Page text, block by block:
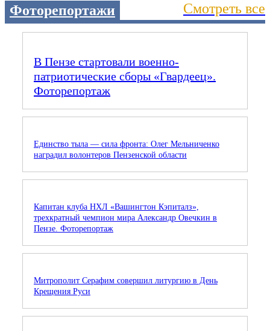
Фоторепортажи Смотреть все
В Пензе стартовали военно-
патриотические сборы «Гвардеец».
Фоторепортаж
Единство тыла — сила фронта: Олег Мельниченко
наградил волонтеров Пензенской области
Капитан клуба НХЛ «Вашингтон Кэпиталз»,
трехкратный чемпион мира Александр Овечкин в
Пензе. Фоторепортаж
Митрополит Серафим совершил литургию в День
Крещения Руси